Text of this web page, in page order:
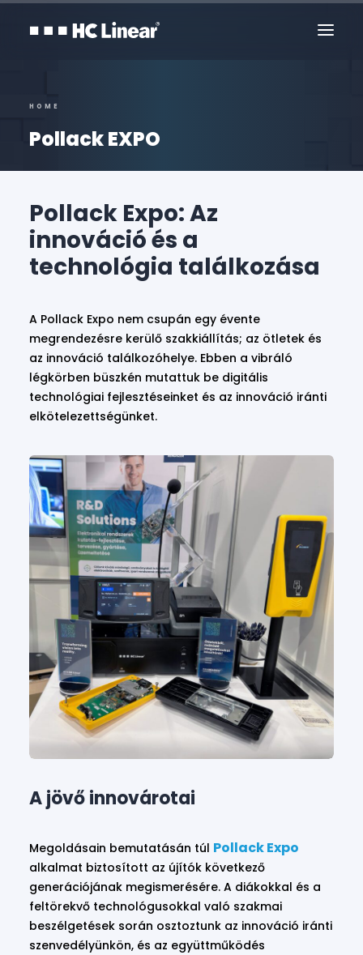
HOME
Pollack EXPO
Pollack Expo: Az
innováció és a
technológia találkozása
A Pollack Expo nem csupán egy évente
megrendezésre kerülő szakkiállítás; az ötletek és
az innováció találkozóhelye. Ebben a vibráló
légkörben büszkén mutattuk be digitális
technológiai fejlesztéseinket és az innováció iránti
elkötelezettségünket.
A jövő innovárotai
Megoldásain bemutatásán túl Pollack Expo
alkalmat biztosított az újítók következő
generációjának megismerésére. A diákokkal és a
feltörekvő technológusokkal való szakmai
beszélgetések során osztoztunk az innováció iránti
szenvedélyünkön, és az együttműködés